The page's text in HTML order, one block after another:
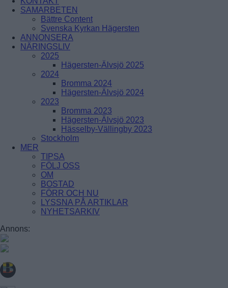
ÅRSTADAL
ÄLVSJÖ
SOLBERGA
BREDÄNG
SKÄRHOLMEN
SÄTRA
VÅRBERG
Enskede-Årsta-Vantör
BANDHAGEN
ENSKEDEFÄLTET
ENSKEDE GÅRD
GAMLA ENSKEDE
HAGSÄTRA
HÖGDALEN
JOHANNESHOV
RÅGSVED
STUREBY
ÅRSTA
ÖRBY
ÖSTBERGA
Farsta
SAMARBETEN
Bättre Content
Svenska Kyrkan Hägersten
ANNONSERA
NÄRINGSLIV
2025
Hägersten-Älvsjö 2025
2024
Bromma 2024
Hägersten-Älvsjö 2024
2023
Bromma 2023
Hägersten-Älvsjö 2023
Hässelby-Vällingby 2023
Stockholm
MER
TIPSA
FÖLJ OSS
OM
BOSTAD
FÖRR OCH NU
LYSSNA PÅ ARTIKLAR
NYHETSARKIV
Annons: